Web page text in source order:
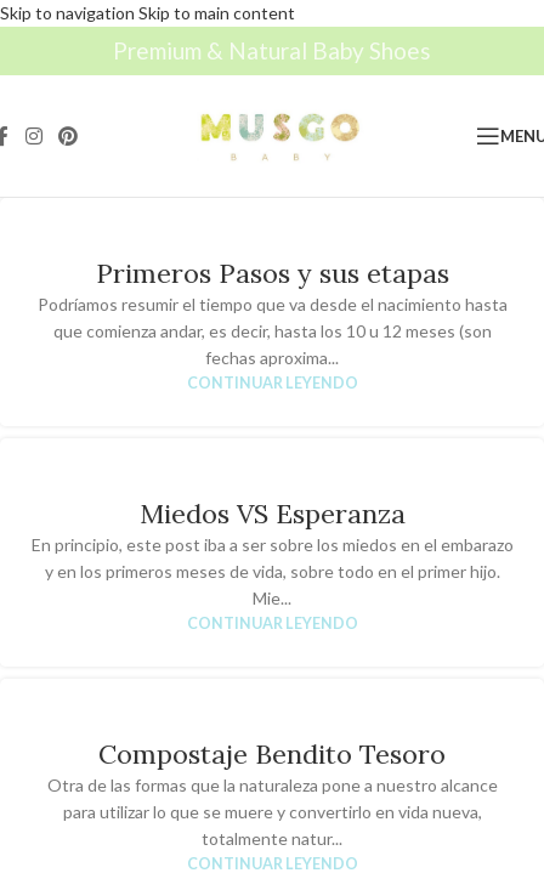
Skip to navigation Skip to main content
Premium & Natural Baby Shoes
Primeros Pasos y sus etapas
Podríamos resumir el tiempo que va desde el nacimiento hasta
que comienza andar, es decir, hasta los 10 u 12 meses (son
fechas aproxima...
CONTINUAR LEYENDO
Miedos VS Esperanza
En principio, este post iba a ser sobre los miedos en el embarazo
y en los primeros meses de vida, sobre todo en el primer hijo.
Mie...
CONTINUAR LEYENDO
Compostaje Bendito Tesoro
Otra de las formas que la naturaleza pone a nuestro alcance
para utilizar lo que se muere y convertirlo en vida nueva,
totalmente natur...
CONTINUAR LEYENDO